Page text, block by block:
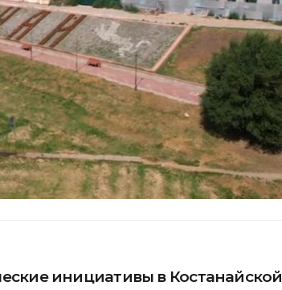
инициативы в Костанайской